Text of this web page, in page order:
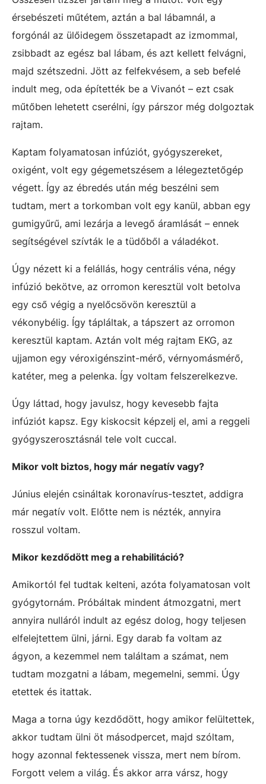
érsebészeti műtétem, aztán a bal lábamnál, a
forgónál az ülőidegem összetapadt az izmommal,
zsibbadt az egész bal lábam, és azt kellett felvágni,
majd szétszedni. Jött az felfekvésem, a seb befelé
indult meg, oda építették be a Vivanót – ezt csak
műtőben lehetett cserélni, így párszor még dolgoztak
rajtam.
Kaptam folyamatosan infúziót, gyógyszereket,
oxigént, volt egy gégemetszésem a lélegeztetőgép
végett. Így az ébredés után még beszélni sem
tudtam, mert a torkomban volt egy kanül, abban egy
gumigyűrű, ami lezárja a levegő áramlását – ennek
segítségével szívták le a tüdőből a váladékot.
Úgy nézett ki a felállás, hogy centrális véna, négy
infúzió bekötve, az orromon keresztül volt betolva
egy cső végig a nyelőcsövön keresztül a
vékonybélig. Így tápláltak, a tápszert az orromon
keresztül kaptam. Aztán volt még rajtam EKG, az
ujjamon egy véroxigénszint-mérő, vérnyomásmérő,
katéter, meg a pelenka. Így voltam felszerelkezve.
Úgy láttad, hogy javulsz, hogy kevesebb fajta
infúziót kapsz. Egy kiskocsit képzelj el, ami a reggeli
gyógyszerosztásnál tele volt cuccal.
Mikor volt biztos, hogy már negatív vagy?
Június elején csináltak koronavírus-tesztet, addigra
már negatív volt. Előtte nem is nézték, annyira
rosszul voltam.
Mikor kezdődött meg a rehabilitáció?
Amikortól fel tudtak kelteni, azóta folyamatosan volt
gyógytornám. Próbáltak mindent átmozgatni, mert
annyira nulláról indult az egész dolog, hogy teljesen
elfelejtettem ülni, járni. Egy darab fa voltam az
ágyon, a kezemmel nem találtam a számat, nem
tudtam mozgatni a lábam, megemelni, semmi. Úgy
etettek és itattak.
Maga a torna úgy kezdődött, hogy amikor felültettek,
akkor tudtam ülni öt másodpercet, majd szóltam,
hogy azonnal fektessenek vissza, mert nem bírom.
Forgott velem a világ. És akkor arra vársz, hogy